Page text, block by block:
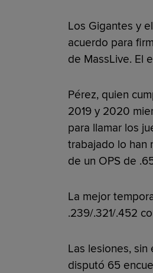
Los Gigantes y
acuerdo para
de MassLive. El
Pérez, quien
2019 y 2020
para llamar los
trabajado lo han
de un OPS de
La mejor
.239/.321/.452
Las lesiones,
disputó 65